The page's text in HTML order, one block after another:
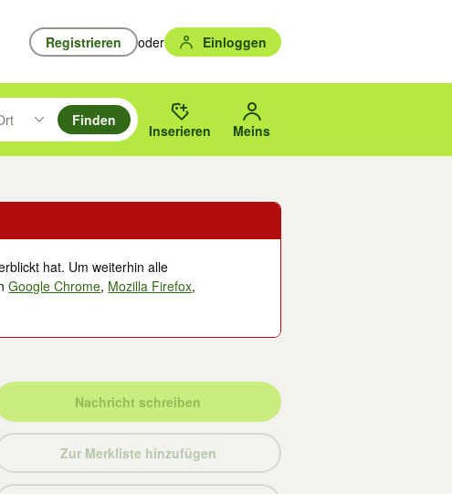
Registrieren oder Einloggen
unten durchsuchen und mit Eingabetaste auswählen.
um zu suchen, oder Vorschläge mit den Pfeiltasten nach oben/
des gewählten Orts oder PLZ.
Finden
Inserieren Meins
hat. Um weiterhin alle
Google Chrome, Mozilla Firefox,
Nachricht schreiben
Zur Merkliste hinzufügen